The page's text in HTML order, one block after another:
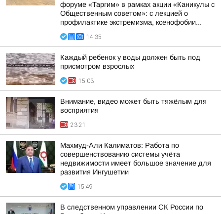
форуме «Таргим» в рамках акции «Каникулы с
Общественным советом»: с лекцией о
профилактике экстремизма, ксенофобии...
14:35
Каждый ребенок у воды должен быть под
присмотром взрослых
15:03
Внимание, видео может быть тяжёлым для
восприятия
23:21
Махмуд-Али Калиматов: Работа по
совершенствованию системы учёта
недвижимости имеет большое значение для
развития Ингушетии
15:49
В следственном управлении СК России по